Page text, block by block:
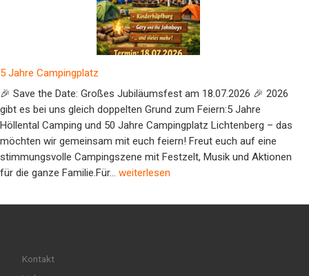
5 Jahre Campingplatz
🎉 Save the Date: Großes Jubiläumsfest am 18.07.2026 🎉 2026
gibt es bei uns gleich doppelten Grund zum Feiern:5 Jahre
Höllental Camping und 50 Jahre Campingplatz Lichtenberg – das
möchten wir gemeinsam mit euch feiern! Freut euch auf eine
stimmungsvolle Campingszene mit Festzelt, Musik und Aktionen
für die ganze Familie.Für… 5 Jahre Campingplatz
weiterlesen
Kontakt